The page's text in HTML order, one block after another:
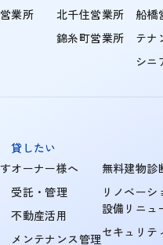
業所
北千住営業所
錦糸町営業所
船橋
テナ
シニ
貸したい
オーナー様へ
受託・管理
不動産活用
メンテナンス管理
無料建物診
リノベーシ
設備リニュ
セキュリテ